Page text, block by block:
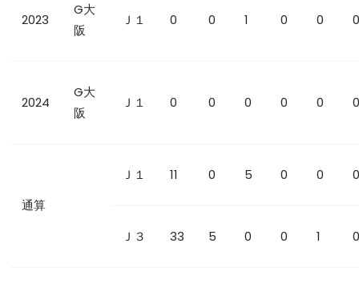
2023
G大
阪
Ｊ１ 0 0 1 0 0 0
2024
G大
阪
Ｊ１ 0 0 0 0 0 0
通算
Ｊ１ 11 0 5 0 0 0
Ｊ３ 33 5 0 0 1 0